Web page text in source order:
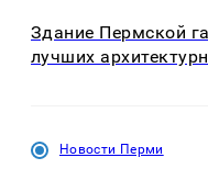
Здание Пермской
лучших
Новости Перми